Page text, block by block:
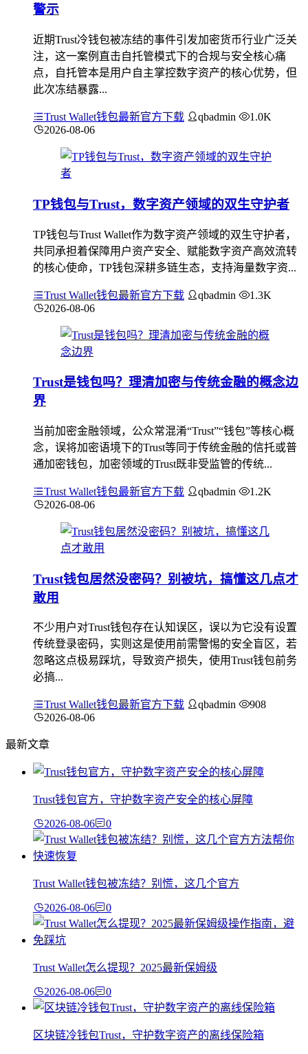
警示
近期Trust冷钱包被冻结的事件引发加密货币行业广泛关
注，这一案例直击自托管模式下的合规与安全核心痛
点，自托管本是用户自主掌控数字资产的核心优势，但
此次冻结暴露...
Trust Wallet钱包最新官方下载 qbadmin
1.0K
2026-08-06
TP钱包与Trust，数字资产领域的双生守护者
TP钱包与Trust Wallet作为数字资产领域的双生守护者，
共同承担着保障用户资产安全、赋能数字资产高效流转
的核心使命，TP钱包深耕多链生态，支持海量数字资...
Trust Wallet钱包最新官方下载 qbadmin
1.3K
2026-08-06
Trust是钱包吗？理清加密与传统金融的概念边
界
当前加密金融领域，公众常混淆“Trust”“钱包”等核心概
念，误将加密语境下的Trust等同于传统金融的信托或普
通加密钱包，加密领域的Trust既非受监管的传统...
Trust Wallet钱包最新官方下载 qbadmin
1.2K
2026-08-06
Trust钱包居然没密码？别被坑，搞懂这几点才
敢用
不少用户对Trust钱包存在认知误区，误以为它没有设置
传统登录密码，实则这是使用前需警惕的安全盲区，若
忽略这点极易踩坑，导致资产损失，使用Trust钱包前务
必搞...
Trust Wallet钱包最新官方下载 qbadmin
908
2026-08-06
最新文章
Trust钱包官方，守护数字资产安全的核心屏障
2026-08-06 0
Trust Wallet钱包被冻结？别慌，这几个官方
2026-08-06 0
Trust Wallet怎么提现？2025最新保姆级
2026-08-06 0
区块链冷钱包Trust，守护数字资产的离线保险箱